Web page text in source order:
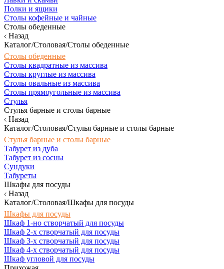
Полки и ящики
Столы кофейные и чайные
Столы обеденные
Назад
Каталог/Столовая/Столы обеденные
Столы обеденные
Столы квадратные из массива
Столы круглые из массива
Столы овальные из массива
Столы прямоугольные из массива
Стулья
Стулья барные и столы барные
Назад
Каталог/Столовая/Стулья барные и столы барные
Стулья барные и столы барные
Табурет из дуба
Табурет из сосны
Сундуки
Табуреты
Шкафы для посуды
Назад
Каталог/Столовая/Шкафы для посуды
Шкафы для посуды
Шкаф 1-но створчатый для посуды
Шкаф 2-х створчатый для посуды
Шкаф 3-х створчатый для посуды
Шкаф 4-х створчатый для посуды
Шкаф угловой для посуды